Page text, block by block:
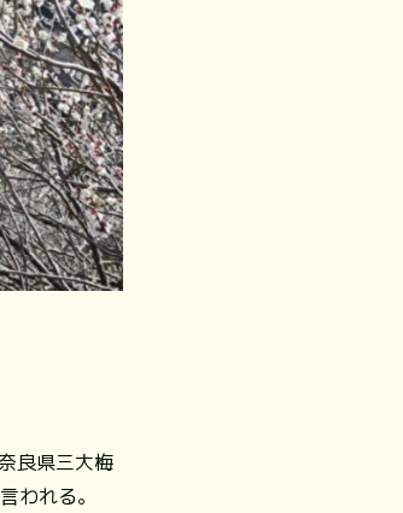
良県三大梅
われる。